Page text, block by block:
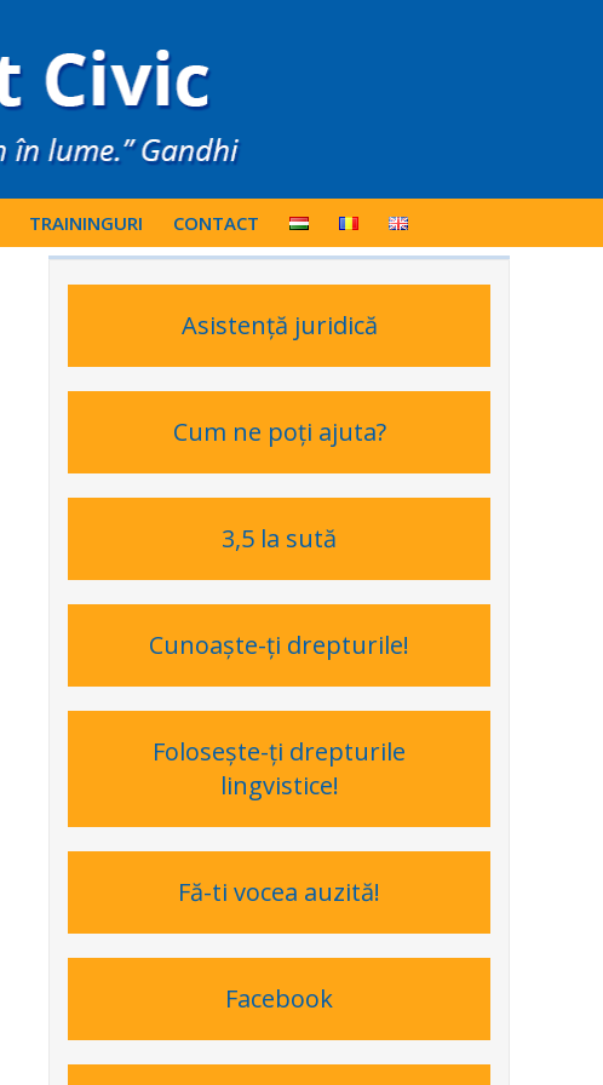
TRAININGURI CONTACT
Asistență juridică
Cum ne poți ajuta?
3,5 la sută
Cunoaşte-ţi drepturile!
Foloseşte-ţi drepturile
lingvistice!
Fă-ti vocea auzită!
Facebook